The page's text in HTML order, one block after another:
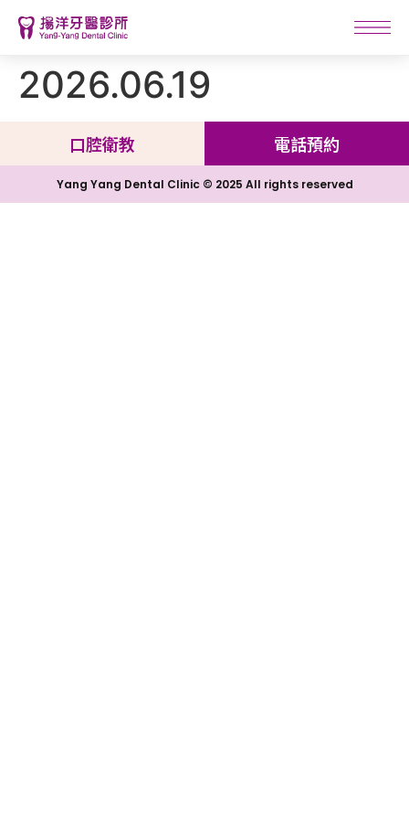
2026.06.19
口腔衛教 電話預約
Yang Yang Dental Clinic © 2025 All rights reserved